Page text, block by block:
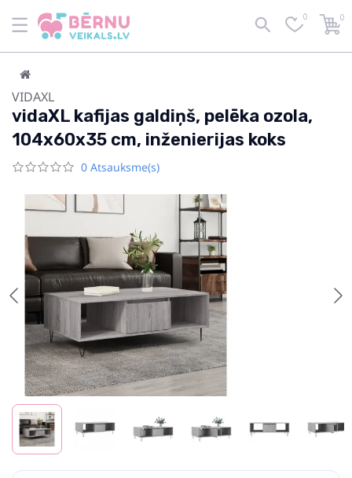
0 0
VIDAXL
vidaXL kafijas galdiņš, pelēka ozola,
104x60x35 cm, inženierijas koks
0 Atsauksme(s)